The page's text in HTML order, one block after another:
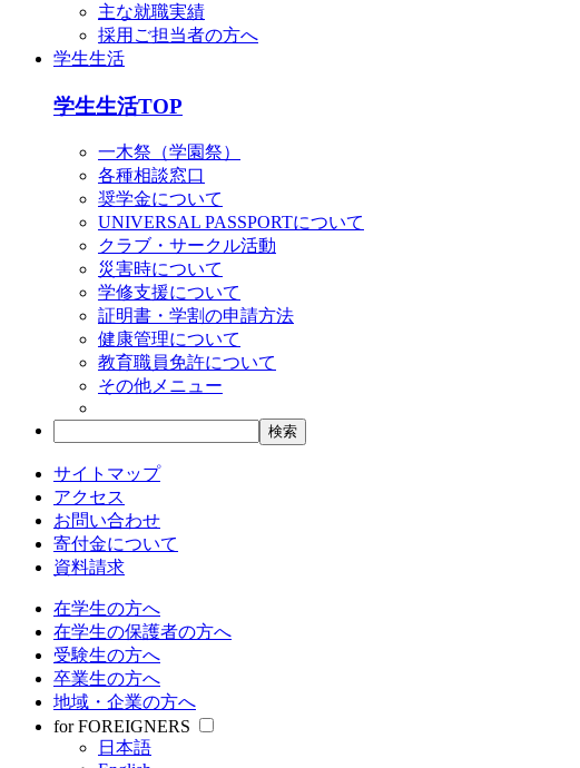
主な就職実績
採用ご担当者の方へ
学生生活
学生生活TOP
一木祭（学園祭）
各種相談窓口
奨学金について
UNIVERSAL PASSPORTについて
クラブ・サークル活動
災害時について
学修支援について
証明書・学割の申請方法
健康管理について
教育職員免許について
その他メニュー
サイトマップ
アクセス
お問い合わせ
寄付金について
資料請求
在学生の方へ
在学生の保護者の方へ
受験生の方へ
卒業生の方へ
地域・企業の方へ
for FOREIGNERS
日本語